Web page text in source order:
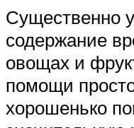
Существенно
содержание
овощах и
помощи
хорошенько